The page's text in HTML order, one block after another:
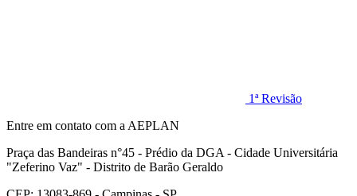
1ª Revisão
Entre em contato com a AEPLAN
Praça das Bandeiras n°45 - Prédio da DGA - Cidade Universitária
"Zeferino Vaz" - Distrito de Barão Geraldo